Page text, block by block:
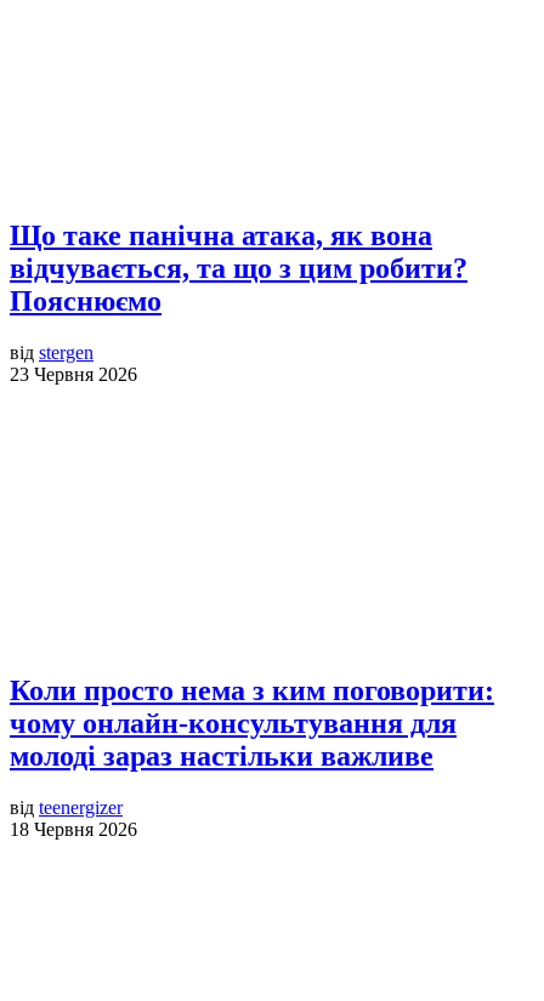
Що таке панічна атака, як вона
відчувається, та що з цим робити?
Пояснюємо
від stergen
23 Червня 2026
Коли просто нема з ким поговорити:
чому онлайн-консультування для
молоді зараз настільки важливе
від teenergizer
18 Червня 2026